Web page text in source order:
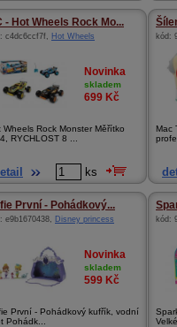
- Hot Wheels Rock Mo...
c4dc6ccf7f, Hot Wheels
Novinka
skladem
699 Kč
Wheels Rock Monster Měřítko
RYCHLOST 8 ...
ks
kód:
Mac
První - Pohádkový...
e9b1670438, Disney princess
Novinka
skladem
599 Kč
První - Pohádkový kufřík, vodní
Pohádk...
kód: